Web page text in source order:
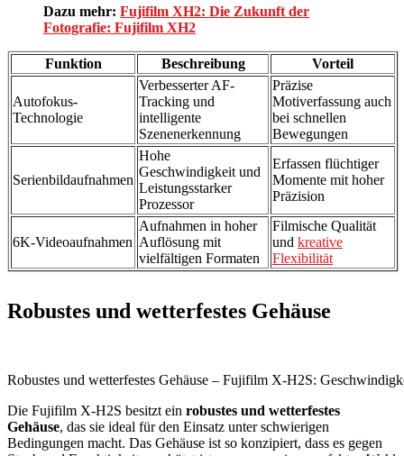
Dazu mehr: Fujifilm XH2: Die Zukunft der
Fotografie: Fujifilm XH2
Funktion Beschreibung Vorteil
Autofokus-
Technologie
Verbesserter AF-
Tracking und
intelligente
Szenenerkennung
Präzise
Motiverfassung auch
bei schnellen
Bewegungen
Serienbildaufnahmen
Hohe
Geschwindigkeit und
Leistungsstarker
Prozessor
Erfassen flüchtiger
Momente mit hoher
Präzision
6K-Videoaufnahmen
Aufnahmen in hoher
Auflösung mit
vielfältigen Formaten
Filmische Qualität
und kreative
Flexibilität
Robustes und wetterfestes Gehäuse
Robustes und wetterfestes Gehäuse – Fujifilm X-H2S:
Die Fujifilm X-H2S besitzt ein robustes und wetterfestes
Gehäuse, das sie ideal für den Einsatz unter schwierigen
Bedingungen macht. Das Gehäuse ist so konzipiert, dass es gegen